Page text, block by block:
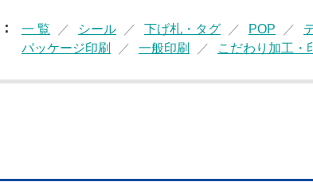
一 覧 シール 下げ札・タグ POP
パッケージ印刷
一般印刷 こだわり加工・